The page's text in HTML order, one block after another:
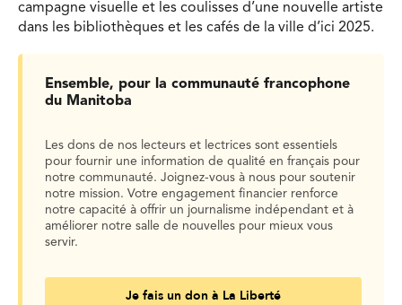
campagne visuelle et les coulisses d’une nouvelle artiste
dans les bibliothèques et les cafés de la ville d’ici 2025.
Ensemble, pour la communauté francophone
du Manitoba
Les dons de nos lecteurs et lectrices sont essentiels
pour fournir une information de qualité en français pour
notre communauté. Joignez-vous à nous pour soutenir
notre mission. Votre engagement financier renforce
notre capacité à offrir un journalisme indépendant et à
améliorer notre salle de nouvelles pour mieux vous
servir.
Je fais un don à La Liberté